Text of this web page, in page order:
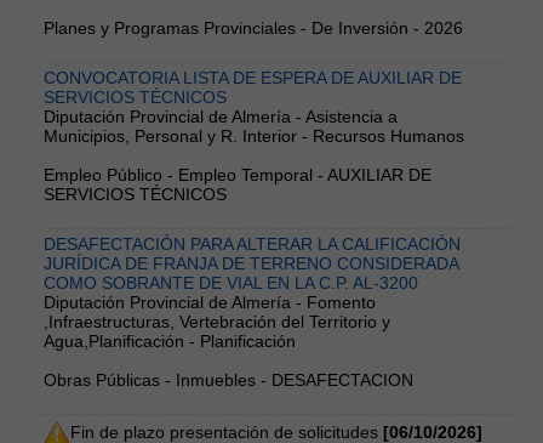
Planes y Programas Provinciales - De Inversión - 2026
CONVOCATORIA LISTA DE ESPERA DE AUXILIAR DE
SERVICIOS TÉCNICOS
Diputación Provincial de Almería - Asistencia a
Municipios, Personal y R. Interior - Recursos Humanos
Empleo Público - Empleo Temporal - AUXILIAR DE
SERVICIOS TÉCNICOS
DESAFECTACIÓN PARA ALTERAR LA CALIFICACIÓN
JURÍDICA DE FRANJA DE TERRENO CONSIDERADA
COMO SOBRANTE DE VIAL EN LA C.P. AL-3200
Diputación Provincial de Almería - Fomento
,Infraestructuras, Vertebración del Territorio y
Agua,Planificación - Planificación
Obras Públicas - Inmuebles - DESAFECTACION
Fin de plazo presentación de solicitudes [06/10/2026]